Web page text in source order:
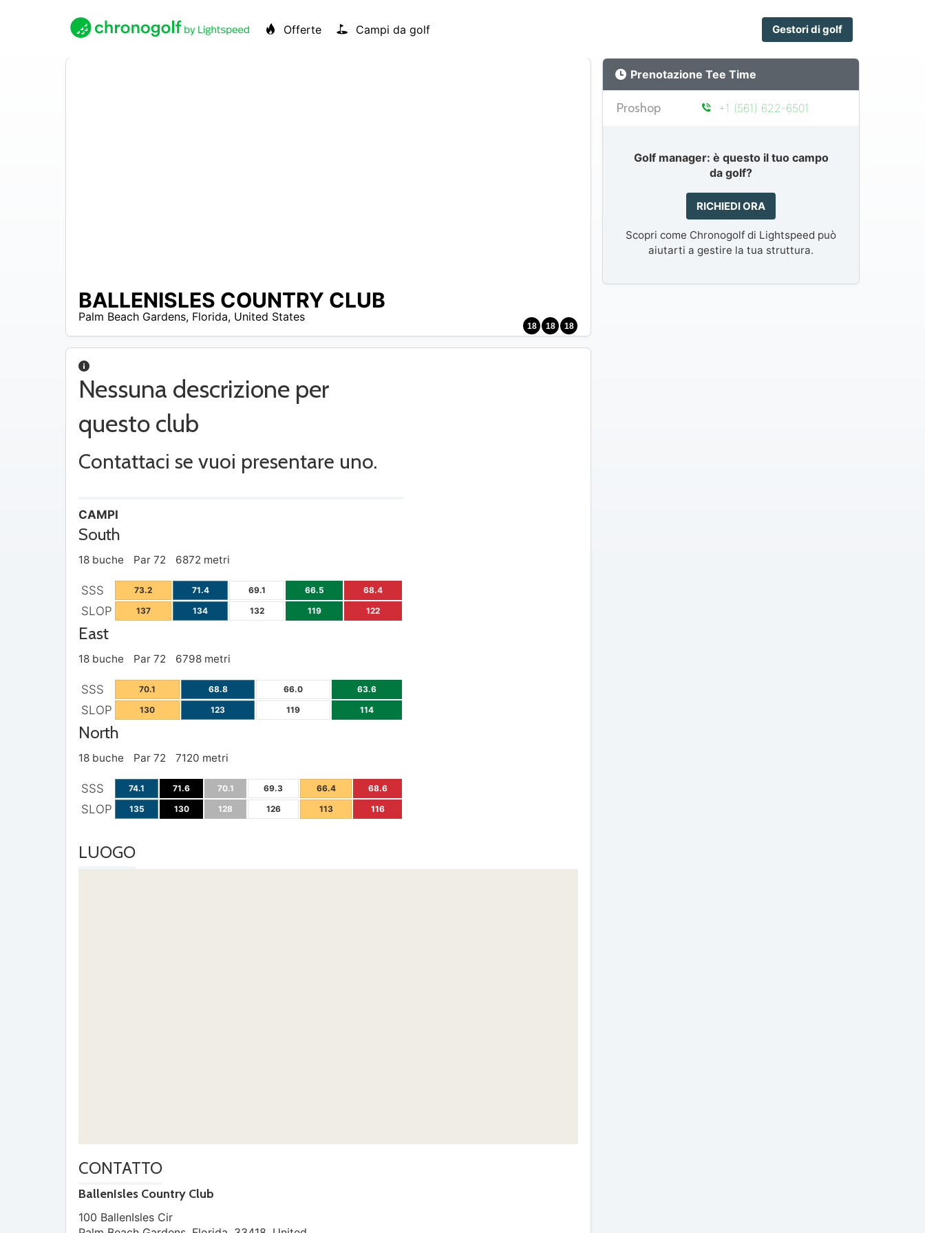
Offerte Campi da golf Gestori di golf
18 18 18
BALLENISLES COUNTRY CLUB
Palm Beach Gardens, Florida, United States
Nessuna descrizione per
questo club
Contattaci se vuoi presentare uno.
CAMPI
South
18 buche Par 72 6872 metri
SSS 73.2 71.4 69.1 66.5 68.4
SLOP 137 134 132 119 122
East
18 buche Par 72 6798 metri
SSS 70.1 68.8 66.0 63.6
SLOP 130 123 119 114
North
18 buche Par 72 7120 metri
SSS 74.1 71.6 70.1 69.3 66.4 68.6
SLOP 135 130 128 126 113 116
LUOGO
CONTATTO
BallenIsles Country Club
100 BallenIsles Cir
Prenotazione Tee Time
Proshop +1 (561) 622-6501
Golf manager: è questo il tuo campo
da golf?
RICHIEDI ORA
Scopri come Chronogolf di Lightspeed può
aiutarti a gestire la tua struttura.